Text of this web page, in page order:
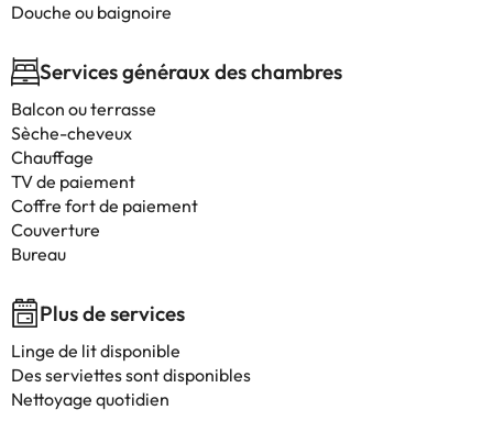
Douche ou baignoire
Services généraux des chambres
Balcon ou terrasse
Sèche-cheveux
Chauffage
TV de paiement
Coffre fort de paiement
Couverture
Bureau
Plus de services
Linge de lit disponible
Des serviettes sont disponibles
Nettoyage quotidien